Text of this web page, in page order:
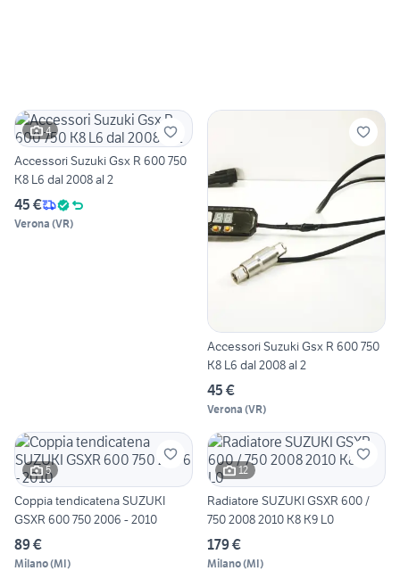
4
Accessori Suzuki Gsx R 600 750
K8 L6 dal 2008 al 2
45 €
Verona (VR)
Accessori Suzuki Gsx R 600 750
K8 L6 dal 2008 al 2
45 €
Verona (VR)
5
Coppia tendicatena SUZUKI
GSXR 600 750 2006 - 2010
89 €
Milano(MI)
12
Radiatore SUZUKI GSXR 600 /
750 2008 2010 K8 K9 L0
179 €
Milano(MI)